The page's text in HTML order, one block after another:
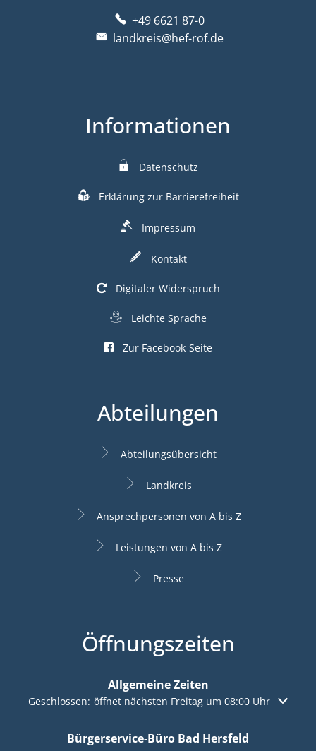
+49 6621 87-0
landkreis@hef-rof.de
Informationen
Datenschutz
Erklärung zur Barrierefreiheit
Impressum
Kontakt
Digitaler Widerspruch
Leichte Sprache
Zur Facebook-Seite
Abteilungen
Abteilungsübersicht
Landkreis
Ansprechpersonen von A bis Z
Leistungen von A bis Z
Presse
Öffnungszeiten
Allgemeine Zeiten
Klicken, um weitere Öffnungs- oder Schließzeiten
Geschlossen: öffnet nächsten Freitag um 08:00 Uhr
Bürgerservice-Büro Bad Hersfeld